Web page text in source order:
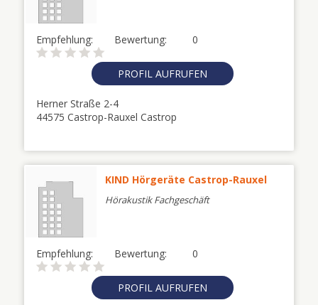
Empfehlung: 0
Bewertung:
PROFIL AUFRUFEN
Herner Straße 2-4
44575 Castrop-Rauxel Castrop
KIND Hörgeräte Castrop-Rauxel
Hörakustik Fachgeschäft
Empfehlung: 0
Bewertung:
PROFIL AUFRUFEN